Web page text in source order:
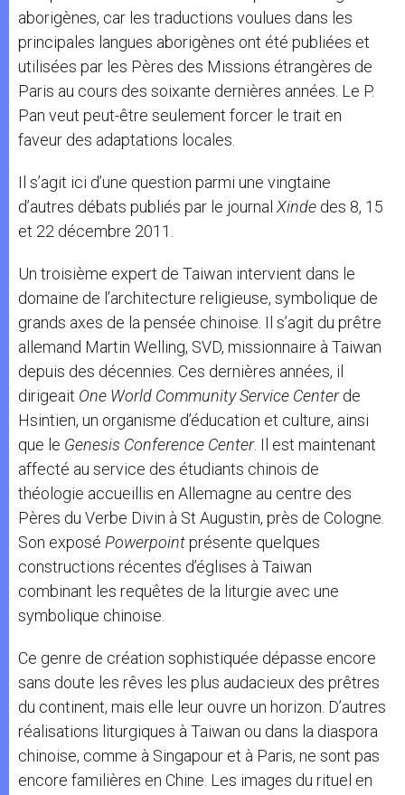
aborigènes, car les traductions voulues dans les
principales langues aborigènes ont été publiées et
utilisées par les Pères des Missions étrangères de
Paris au cours des soixante dernières années. Le P.
Pan veut peut-être seulement forcer le trait en
faveur des adaptations locales.
Il s’agit ici d’une question parmi une vingtaine
d’autres débats publiés par le journal Xinde des 8, 15
et 22 décembre 2011.
Un troisième expert de Taiwan intervient dans le
domaine de l’architecture religieuse, symbolique de
grands axes de la pensée chinoise. Il s’agit du prêtre
allemand Martin Welling, SVD, missionnaire à Taiwan
depuis des décennies. Ces dernières années, il
dirigeait One World Community Service Centerde
Hsintien, un organisme d’éducation et culture, ainsi
que le Genesis Conference Center. Il est maintenant
affecté au service des étudiants chinois de
théologie accueillis en Allemagne au centre des
Pères du Verbe Divin à St Augustin, près de Cologne.
Son exposé Powerpointprésente quelques
constructions récentes d’églises à Taiwan
combinant les requêtes de la liturgie avec une
symbolique chinoise.
Ce genre de création sophistiquée dépasse encore
sans doute les rêves les plus audacieux des prêtres
du continent, mais elle leur ouvre un horizon. D’autres
réalisations liturgiques à Taiwan ou dans la diaspora
chinoise, comme à Singapour et à Paris, ne sont pas
encore familières en Chine. Les images du rituel en